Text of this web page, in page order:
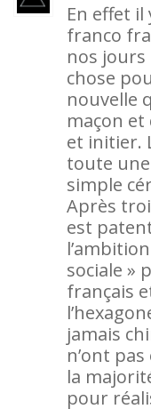
En effet il
franco
nos
chose
nouvelle
maçon et
et initier.
toute une
simple
Après
est
sociale »
français
jamais
n’ont
la
pour